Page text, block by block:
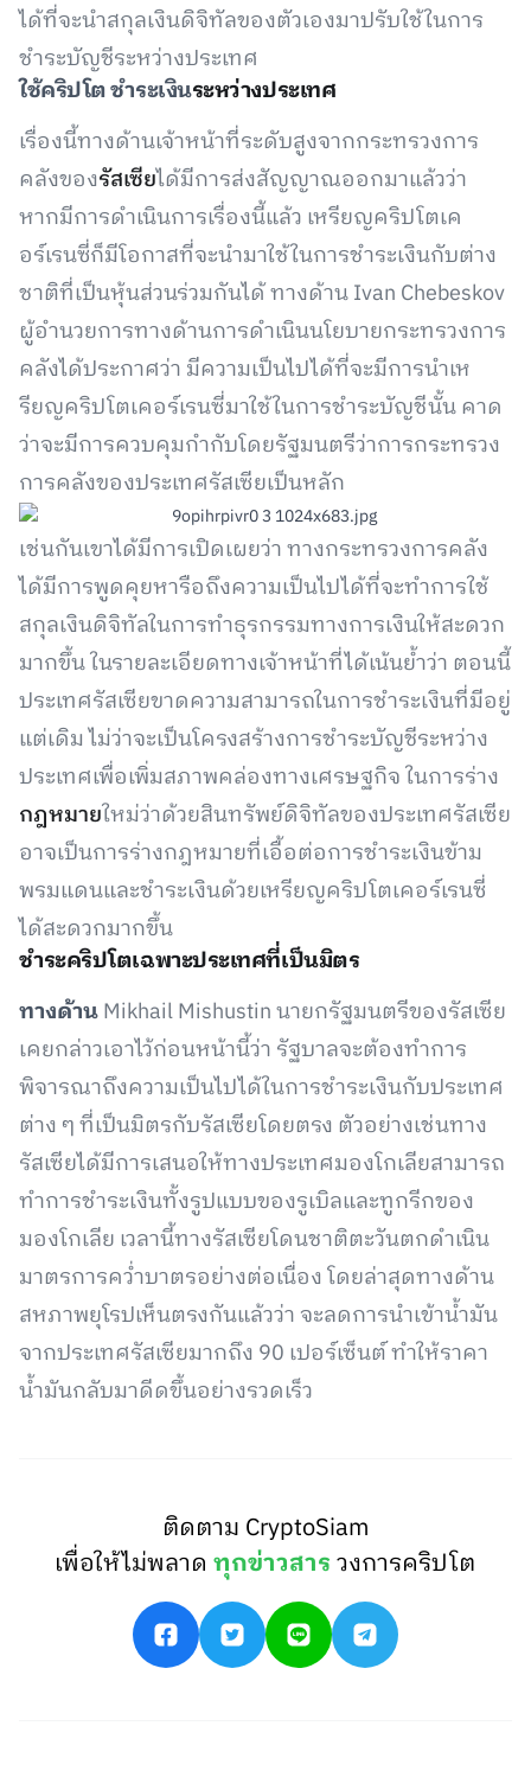
ได้ที่จะนำสกุลเงินดิจิทัลของตัวเองมาปรับใช้ในการ
ชำระบัญชีระหว่างประเทศ
ใช้คริปโต ชำระเงินระหว่างประเทศ
เรื่องนี้ทางด้านเจ้าหน้าที่ระดับสูงจากกระทรวงการ
คลังของรัสเซียได้มีการส่งสัญญาณออกมาแล้วว่า
หากมีการดำเนินการเรื่องนี้แล้ว เหรียญคริปโตเค
อร์เรนซี่ก็มีโอกาสที่จะนำมาใช้ในการชำระเงินกับต่าง
ชาติที่เป็นหุ้นส่วนร่วมกันได้ ทางด้าน Ivan Chebeskov
ผู้อำนวยการทางด้านการดำเนินนโยบายกระทรวงการ
คลังได้ประกาศว่า มีความเป็นไปได้ที่จะมีการนำเห
รียญคริปโตเคอร์เรนซี่มาใช้ในการชำระบัญชีนั้น คาด
ว่าจะมีการควบคุมกำกับโดยรัฐมนตรีว่าการกระทรวง
การคลังของประเทศรัสเซียเป็นหลัก
เช่นกันเขาได้มีการเปิดเผยว่า ทางกระทรวงการคลัง
ได้มีการพูดคุยหารือถึงความเป็นไปได้ที่จะทำการใช้
สกุลเงินดิจิทัลในการทำธุรกรรมทางการเงินให้สะดวก
มากขึ้น ในรายละเอียดทางเจ้าหน้าที่ได้เน้นย้ำว่า ตอนนี้
ประเทศรัสเซียขาดความสามารถในการชำระเงินที่มีอยู่
แต่เดิม ไม่ว่าจะเป็นโครงสร้างการชำระบัญชีระหว่าง
ประเทศเพื่อเพิ่มสภาพคล่องทางเศรษฐกิจ ในการร่าง
กฎหมายใหม่ว่าด้วยสินทรัพย์ดิจิทัลของประเทศรัสเซีย
อาจเป็นการร่างกฎหมายที่เอื้อต่อการชำระเงินข้าม
พรมแดนและชำระเงินด้วยเหรียญคริปโตเคอร์เรนซี่
ได้สะดวกมากขึ้น
ชำระคริปโตเฉพาะประเทศที่เป็นมิตร
ทางด้านMikhail Mishustin นายกรัฐมนตรีของรัสเซีย
เคยกล่าวเอาไว้ก่อนหน้านี้ว่า รัฐบาลจะต้องทำการ
พิจารณาถึงความเป็นไปได้ในการชำระเงินกับประเทศ
ต่าง ๆ ที่เป็นมิตรกับรัสเซียโดยตรง ตัวอย่างเช่นทาง
รัสเซียได้มีการเสนอให้ทางประเทศมองโกเลียสามารถ
ทำการชำระเงินทั้งรูปแบบของรูเบิลและทูกรีกของ
มองโกเลีย เวลานี้ทางรัสเซียโดนชาติตะวันตกดำเนิน
มาตรการคว่ำบาตรอย่างต่อเนื่อง โดยล่าสุดทางด้าน
สหภาพยุโรปเห็นตรงกันแล้วว่า จะลดการนำเข้าน้ำมัน
จากประเทศรัสเซียมากถึง 90 เปอร์เซ็นต์ ทำให้ราคา
น้ำมันกลับมาดีดขึ้นอย่างรวดเร็ว
ติดตาม CryptoSiam
เพื่อให้ไม่พลาดทุกข่าวสารวงการคริปโต